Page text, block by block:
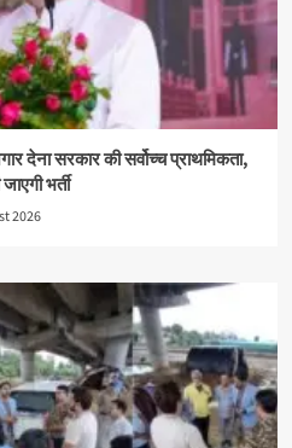
देना सरकार की सर्वोच्च प्राथमिकता,
भर्ती
2026